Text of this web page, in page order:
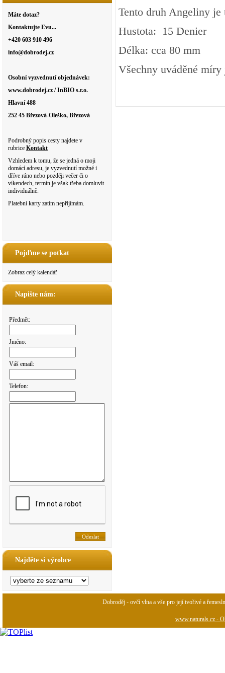
Máte dotaz?
Kontaktujte Evu...
+420 603 910 496
info@dobrodej.cz
Osobní vyzvednutí objednávek:
www.dobrodej.cz / InBIO s.r.o.
Hlavní 488
252 45 Březová-Oleško, Březová
Podrobný popis cesty najdete v
rubrice Kontakt
Vzhledem k tomu, že se jedná o moji
domácí adresu, je vyzvednutí možné i
dříve ráno nebo později večer či o
víkendech, termín je však třeba domluvit
individuálně.
Platební karty zatím nepřijímám.
Pojďme se potkat
Zobraz celý kalendář
Napište nám:
Předmět:
Jméno:
Váš email:
Telefon:
Najděte si výrobce
Tento druh Angeliny
Hustota: 15 Denier
Délka: cca 80 mm
Všechny uváděné
Dobroděj - ovčí vlna a vše pro její tvořivé a
www.naturals.cz -